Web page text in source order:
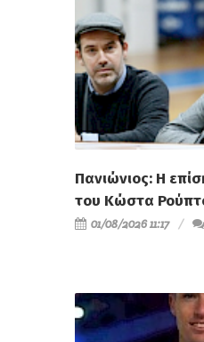
Πανιώνιος: Η
του Κώστα
01/08/2026 11:17